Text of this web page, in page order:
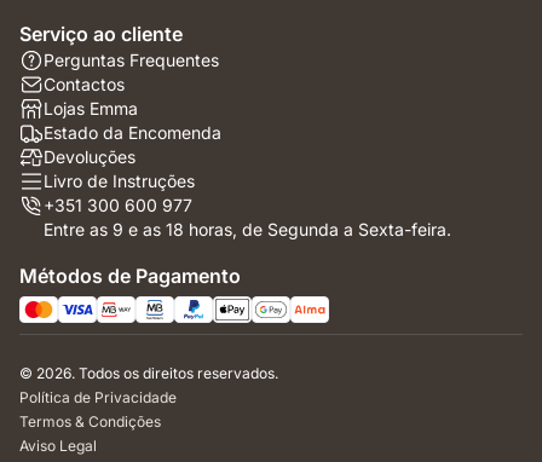
Serviço ao cliente
Perguntas Frequentes
Contactos
Lojas Emma
Estado da Encomenda
Devoluções
Livro de Instruções
+351 300 600 977
Entre as 9 e as 18 horas, de Segunda a Sexta-feira.
Métodos de Pagamento
© 2026. Todos os direitos reservados.
Política de Privacidade
Termos & Condições
Aviso Legal